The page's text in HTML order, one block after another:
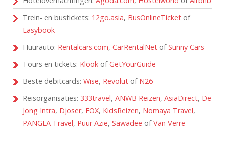
Trein- en bustickets: 12go.asia, BusOnlineTicket of
Easybook
Huurauto: Rentalcars.com, CarRentalNet ofSunny Cars
Tours en tickets: Klook ofGetYourGuide
Beste debitcards: Wise, Revolut of N26
Reisorganisaties: 333travel, ANWB Reizen, AsiaDirect, De
Jong Intra, Djoser, FOX, KidsReizen, Nomaya Travel,
PANGEA Travel, Puur Azië, Sawadee ofVan Verre